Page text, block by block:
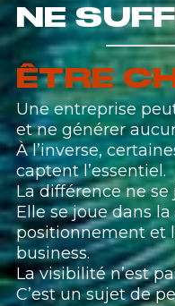
NE
ÊTRE
Une entreprise
et ne générer
À l’inverse,
captent l’essentiel.
La différence ne se
Elle se joue dans
positionnement et
business.
La visibilité n’est
C’est un sujet de